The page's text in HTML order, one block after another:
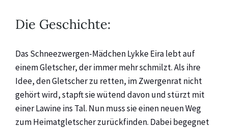
Die Geschichte:
Das Schneezwergen-Mädchen Lykke Eira lebt auf
einem Gletscher, der immer mehr schmilzt. Als ihre
Idee, den Gletscher zu retten, im Zwergenrat nicht
gehört wird, stapft sie wütend davon und stürzt mit
einer Lawine ins Tal. Nun muss sie einen neuen Weg
zum Heimatgletscher zurückfinden. Dabei begegnet